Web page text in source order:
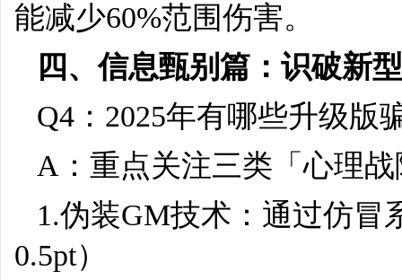
能减少60%范围伤害。
四、信息甄别篇：识破新
Q4：2025年有哪些升级版
A：重点关注三类「心理
1.伪装GM技术：通过仿冒
0.5pt）